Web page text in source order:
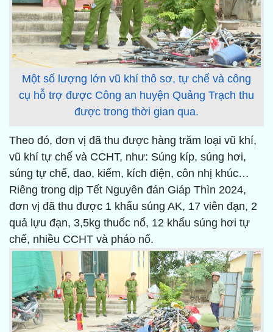
Một số lượng lớn vũ khí thô sơ, tự chế và công
cụ hỗ trợ được Công an huyện Quảng Trạch thu
được trong thời gian qua.
Theo đó, đơn vị đã thu được hàng trăm loại vũ khí,
vũ khí tự chế và CCHT, như: Súng kíp, súng hơi,
súng tự chế, dao, kiếm, kích điện, côn nhị khúc…
Riêng trong dịp Tết Nguyên đán Giáp Thìn 2024,
đơn vị đã thu được 1 khẩu súng AK, 17 viên đạn, 2
quả lựu đạn, 3,5kg thuốc nổ, 12 khẩu súng hơi tự
chế, nhiều CCHT và pháo nổ.